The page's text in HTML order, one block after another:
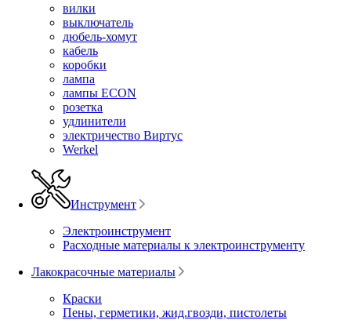
вилки
выключатель
дюбель-хомут
кабель
коробки
лампа
лампы ECON
розетка
удлинители
электричество Виртус
Werkel
Инструмент
Электроинструмент
Расходные материалы к электроинструменту
Лакокрасочные материалы
Краски
Пены, герметики, жид.гвозди, пистолеты